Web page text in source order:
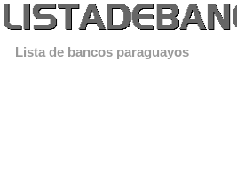
Lista de bancos paraguayos